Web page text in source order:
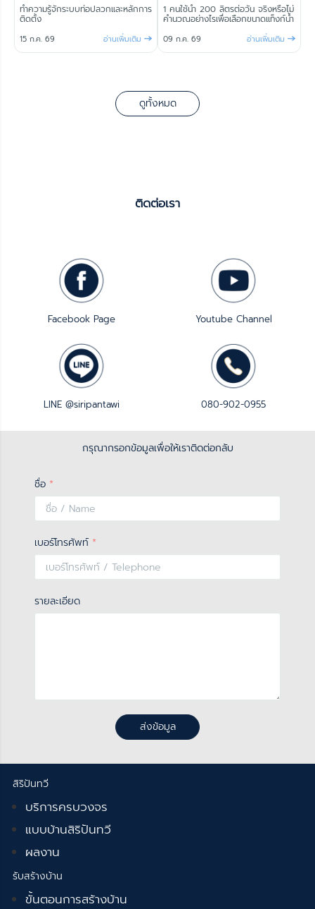
ทำความรู้จักระบบท่อปลวกและหลักการ
ติดตั้ง
15 ก.ค. 69 อ่านเพิ่มเติม
1 คนใช้น้ำ 200 ลิตรต่อวัน จริงหรือไม่
คำนวณอย่างไรเพื่อเลือกขนาดแท็งก์น้ำ
09 ก.ค. 69 อ่านเพิ่มเติม
ดูทั้งหมด
ติดต่อเรา
Facebook Page Youtube Channel
LINE @siripantawi 080-902-0955
กรุณากรอกข้อมูลเพื่อให้เราติดต่อกลับ
ชื่อ *
เบอร์โทรศัพท์ *
รายละเอียด
ส่งข้อมูล
สิริปันทวี
บริการครบวงจร
แบบบ้านสิริปันทวี
ผลงาน
รับสร้างบ้าน
ขั้นตอนการสร้างบ้าน